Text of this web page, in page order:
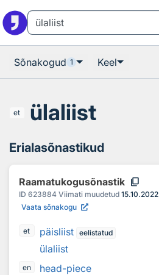
Sõnakogud 1 Keel
et ülaliist
Erialasõnastikud
Raamatukogusõnastik content_copy
ID 623884 Viimati muudetud 15.10.2022
Vaata sõnakogu
et päisliist eelistatud
ülaliist
en
head-piece